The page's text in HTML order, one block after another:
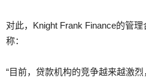
对此，Knight Frank Finance的管
称：
“目前，贷款机构的竞争越来越激